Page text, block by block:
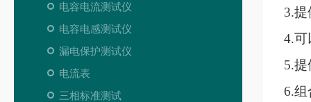
电容电流测试仪
电容电感测试仪
漏电保护测试仪
电流表
三相标准测试
3.
4.
5.
6.组